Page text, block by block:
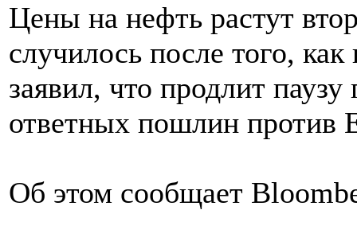
Цены на нефть растут
случилось после того,
заявил, что продлит
ответных пошлин против
Об этом сообщает